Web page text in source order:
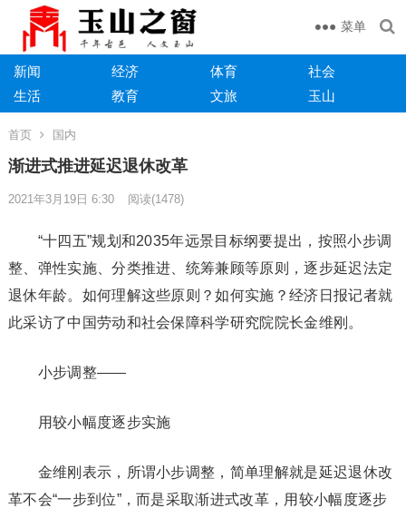
菜单
新闻 经济 体育
社会
生活
教育 文旅 玉山
首页 国内
渐进式推进延迟退休改革
2021年3月19日 6:30 阅读(1478)
“十四五”规划和2035年远景目标纲要提出，按照小步调
整、弹性实施、分类推进、统筹兼顾等原则，逐步延迟法定
退休年龄。如何理解这些原则？如何实施？经济日报记者就
此采访了中国劳动和社会保障科学研究院院长金维刚。
小步调整——
用较小幅度逐步实施
金维刚表示，所谓小步调整，简单理解就是延迟退休改
革不会“一步到位”，而是采取渐进式改革，用较小幅度逐步